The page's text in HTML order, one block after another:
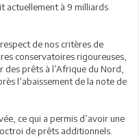
actuellement à 9 milliards
de nos critères de
conservatoires rigoureuses,
des prêts à l’Afrique du Nord,
l’abaissement de la note de
ce qui a permis d’avoir une
de prêts additionnels.